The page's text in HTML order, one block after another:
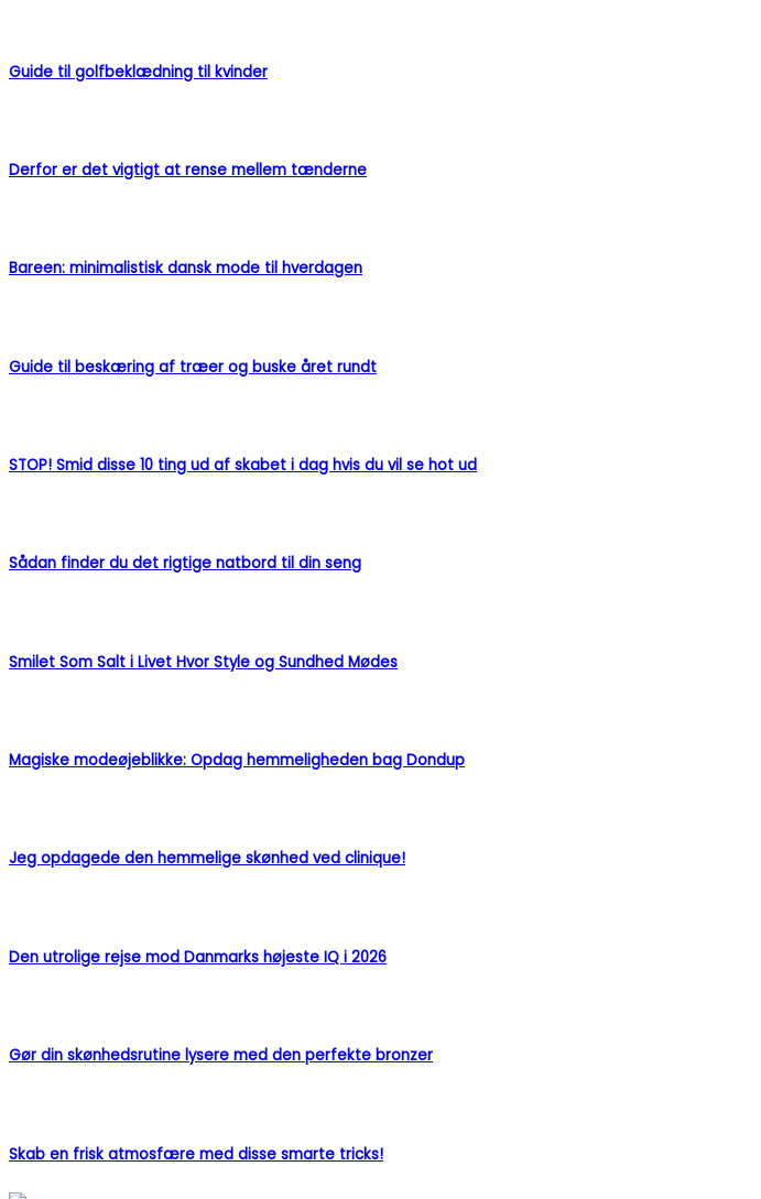
Guide til golfbeklædning til kvinder
Derfor er det vigtigt at rense mellem tænderne
Bareen: minimalistisk dansk mode til hverdagen
Guide til beskæring af træer og buske året rundt
STOP! Smid disse 10 ting ud af skabet i dag hvis du vil se hot ud
Sådan finder du det rigtige natbord til din seng
Smilet Som Salt i Livet Hvor Style og Sundhed Mødes
Magiske modeøjeblikke: Opdag hemmeligheden bag Dondup
Jeg opdagede den hemmelige skønhed ved clinique!
Den utrolige rejse mod Danmarks højeste IQ i 2026
Gør din skønhedsrutine lysere med den perfekte bronzer
Skab en frisk atmosfære med disse smarte tricks!